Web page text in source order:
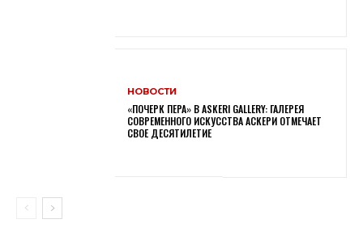
НОВОСТИ
«ПОЧЕРК ПЕРА» В ASKERI GALLERY: ГАЛЕРЕЯ
СОВРЕМЕННОГО ИСКУССТВА АСКЕРИ ОТМЕЧАЕТ
СВОЕ ДЕСЯТИЛЕТИЕ